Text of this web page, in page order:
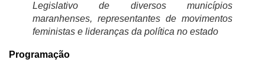
Legislativo de diversos municípios
maranhenses, representantes de movimentos
feministas e lideranças da política no estado
Programação